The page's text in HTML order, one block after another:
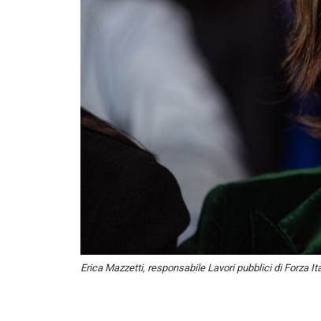
Erica Mazzetti, responsabile Lavori pubblici di Forza